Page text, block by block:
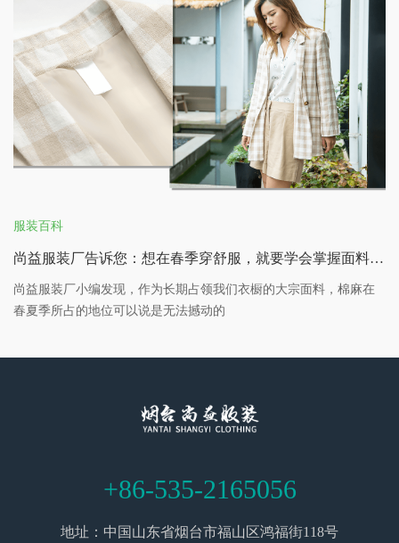
部对面辅材料的外观也同样进行严格检验，首先我们制定了严格的
检验操作规程和判定标准，对进入公司的面、辅料有专人进行检
验。
服装百科
尚益服装厂告诉您：想在春季穿舒服，就要学会掌握面料的特性
尚益服装厂小编发现，作为长期占领我们衣橱的大宗面料，棉麻在
春夏季所占的地位可以说是无法撼动的
+86-535-2165056
地址：中国山东省烟台市福山区鸿福街118号